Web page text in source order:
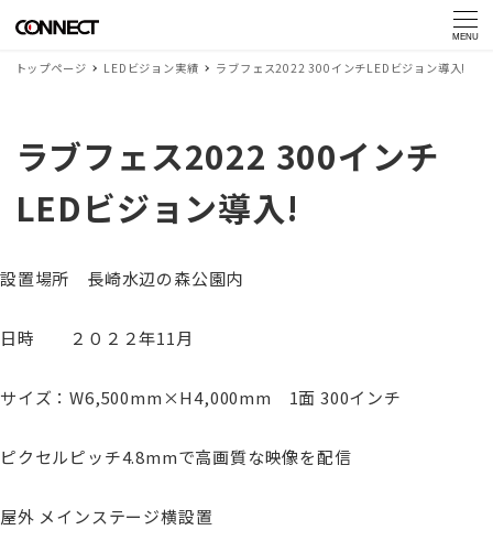
MENU
トップページ LEDビジョン実績 ラブフェス2022 300インチLEDビジョン導入!
ラブフェス2022 300インチ
LEDビジョン導入!
設置場所 長崎水辺の森公園内
日時 ２０２２年11月
サイズ：W6,500mm×H4,000mm 1面 300インチ
ピクセルピッチ4.8mmで高画質な映像を配信
屋外 メインステージ横設置